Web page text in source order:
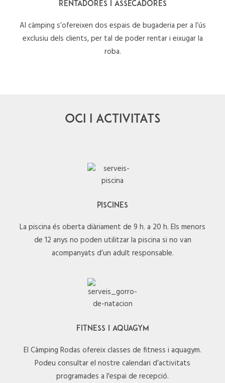
RENTADORES I ASSECADORES
Al càmping s’ofereixen dos espais de bugaderia per a l’ús
exclusiu dels clients, per tal de poder rentar i eixugar la
roba.
OCI I ACTIVITATS
PISCINES
La piscina és oberta diàriament de 9 h. a 20 h. Els menors
de 12 anys no poden utilitzar la piscina si no van
acompanyats d’un adult responsable.
FITNESS I AQUAGYM
El Càmping Rodas ofereix classes de fitness i aquagym.
Podeu consultar el nostre calendari d’activitats
programades a l'espai de recepció.